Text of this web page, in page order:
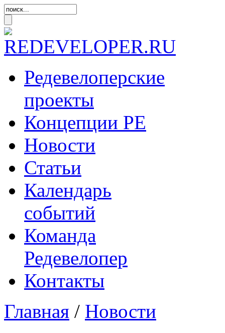
Редевелоперские
проекты
Концепции РЕ
Новости
Статьи
Календарь
событий
Команда
Редевелопер
Контакты
Главная / Новости